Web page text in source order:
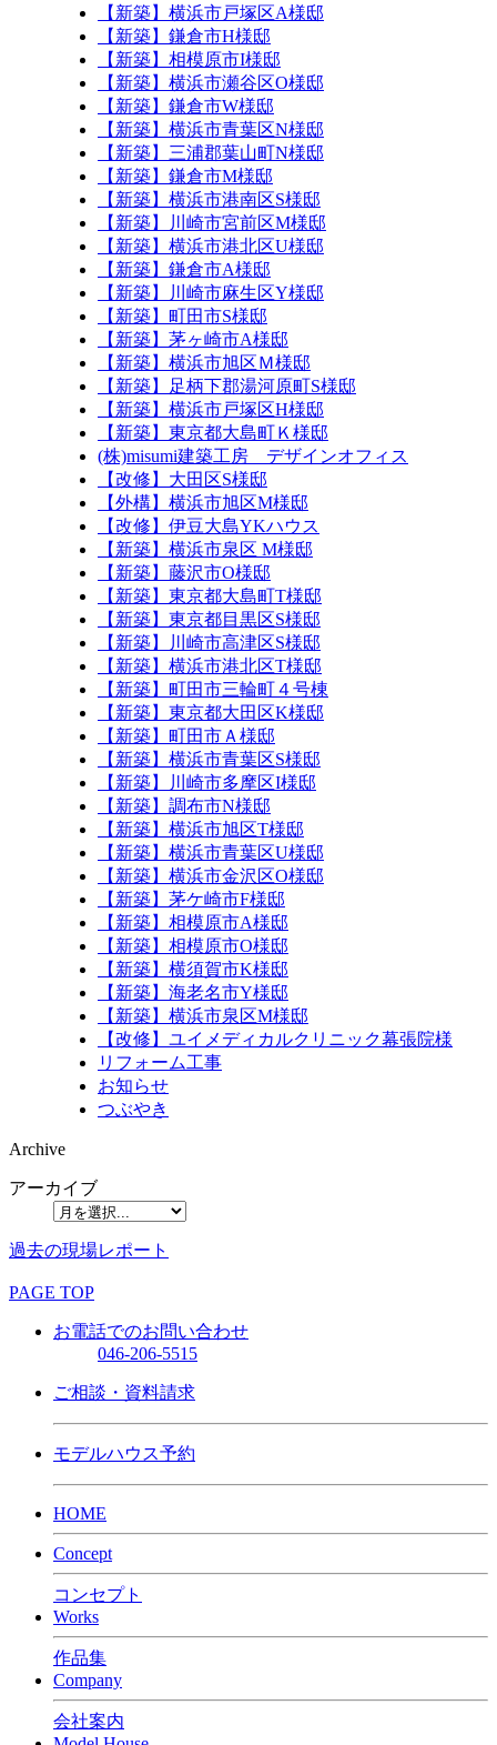
【新築】横浜市戸塚区A様邸
【新築】鎌倉市H様邸
【新築】相模原市I様邸
【新築】横浜市瀬谷区O様邸
【新築】鎌倉市W様邸
【新築】横浜市青葉区N様邸
【新築】三浦郡葉山町N様邸
【新築】鎌倉市M様邸
【新築】横浜市港南区S様邸
【新築】川崎市宮前区M様邸
【新築】横浜市港北区U様邸
【新築】鎌倉市A様邸
【新築】川崎市麻生区Y様邸
【新築】町田市S様邸
【新築】茅ヶ崎市A様邸
【新築】横浜市旭区Ｍ様邸
【新築】足柄下郡湯河原町S様邸
【新築】横浜市戸塚区H様邸
【新築】東京都大島町Ｋ様邸
(株)misumi建築工房 デザインオフィス
【改修】大田区S様邸
【外構】横浜市旭区M様邸
【改修】伊豆大島YKハウス
【新築】横浜市泉区 M様邸
【新築】藤沢市O様邸
【新築】東京都大島町T様邸
【新築】東京都目黒区S様邸
【新築】川崎市高津区S様邸
【新築】横浜市港北区T様邸
【新築】町田市三輪町４号棟
【新築】東京都大田区K様邸
【新築】町田市Ａ様邸
【新築】横浜市青葉区S様邸
【新築】川崎市多摩区I様邸
【新築】調布市N様邸
【新築】横浜市旭区T様邸
【新築】横浜市青葉区U様邸
【新築】横浜市金沢区O様邸
【新築】茅ケ崎市F様邸
【新築】相模原市A様邸
【新築】相模原市O様邸
【新築】横須賀市K様邸
【新築】海老名市Y様邸
【新築】横浜市泉区M様邸
【改修】ユイメディカルクリニック幕張院様
リフォーム工事
お知らせ
つぶやき
Archive
アーカイブ
過去の現場レポート
PAGE TOP
お電話でのお問い合わせ
046-206-5515
ご相談・資料請求
モデルハウス予約
HOME
Concept
コンセプト
Works
作品集
Company
会社案内